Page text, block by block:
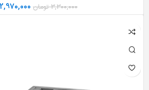
3,300,000 تومان 2,970,000